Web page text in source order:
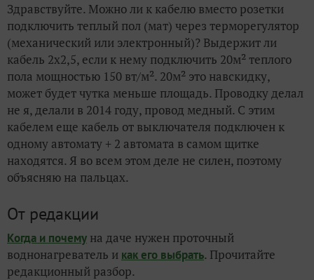
Здравствуйте. Можно ли к кабелю вместо розетки
подключить теплый пол (мат) через терморегулятор
(механический или электронный)? Выдержит ли
кабель 2х2,5, если к нему подключить 20м² теплого
пола мощностью 150 вт/м². 20м² это навскидку,
может будет чутка меньше площадь. Проводку делал
не я, делали в 2014 году, провод медный. С этим
кабелем еще кабель от выключателя подключен к
одному автомату + 2 автомата в самом щитке
находятся. Я во всем этом деле не силен, поэтому
объясняю на пальцах.
От редакции
Когда и почему на даче нужен проточный
воднонагреватель и как его выбрать. Прочитайте
редакционный разбор.